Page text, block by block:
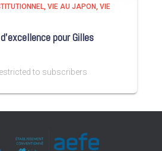
VIE AU JAPON VIE
pour Gilles
to subscribers